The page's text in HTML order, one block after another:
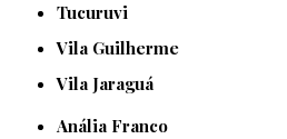
Tucuruvi
Vila Guilherme
Vila Jaraguá
Anália Franco